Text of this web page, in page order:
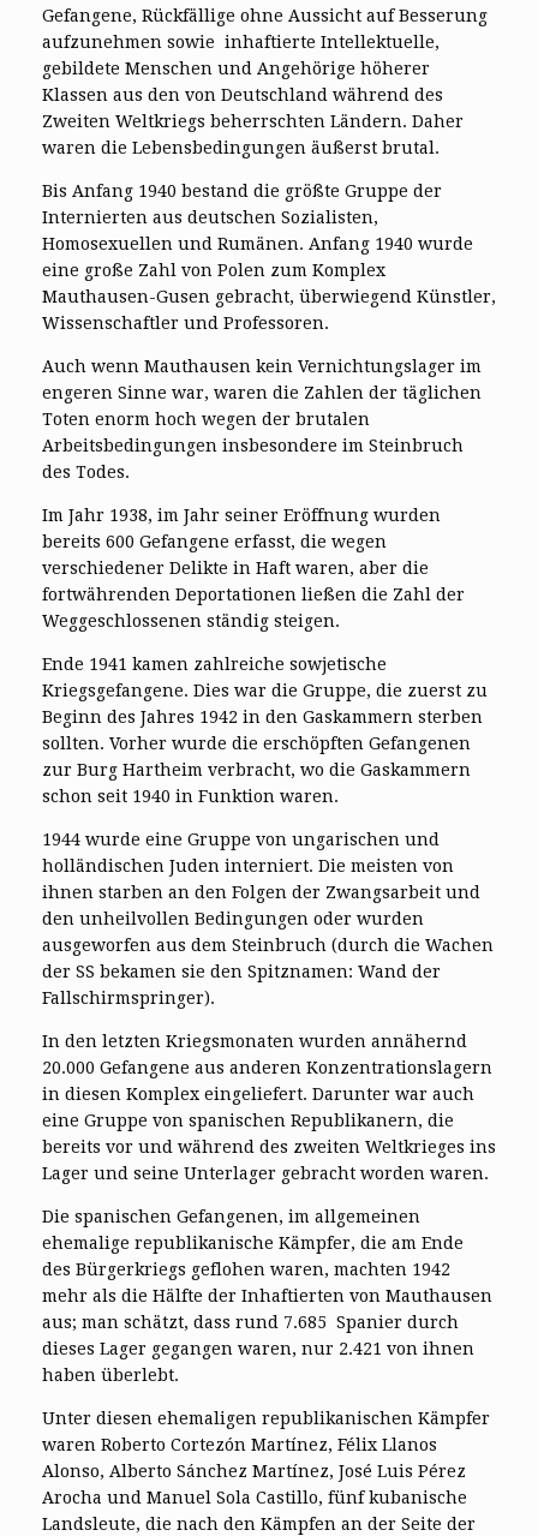
Gefangene, Rückfällige ohne Aussicht auf Besserung
aufzunehmen sowie inhaftierte Intellektuelle,
gebildete Menschen und Angehörige höherer
Klassen aus den von Deutschland während des
Zweiten Weltkriegs beherrschten Ländern. Daher
waren die Lebensbedingungen äußerst brutal.
Bis Anfang 1940 bestand die größte Gruppe der
Internierten aus deutschen Sozialisten,
Homosexuellen und Rumänen. Anfang 1940 wurde
eine große Zahl von Polen zum Komplex
Mauthausen-Gusen gebracht, überwiegend Künstler,
Wissenschaftler und Professoren.
Auch wenn Mauthausen kein Vernichtungslager im
engeren Sinne war, waren die Zahlen der täglichen
Toten enorm hoch wegen der brutalen
Arbeitsbedingungen insbesondere im Steinbruch
des Todes.
Im Jahr 1938, im Jahr seiner Eröffnung wurden
bereits 600 Gefangene erfasst, die wegen
verschiedener Delikte in Haft waren, aber die
fortwährenden Deportationen ließen die Zahl der
Weggeschlossenen ständig steigen.
Ende 1941 kamen zahlreiche sowjetische
Kriegsgefangene. Dies war die Gruppe, die zuerst zu
Beginn des Jahres 1942 in den Gaskammern sterben
sollten. Vorher wurde die erschöpften Gefangenen
zur Burg Hartheim verbracht, wo die Gaskammern
schon seit 1940 in Funktion waren.
1944 wurde eine Gruppe von ungarischen und
holländischen Juden interniert. Die meisten von
ihnen starben an den Folgen der Zwangsarbeit und
den unheilvollen Bedingungen oder wurden
ausgeworfen aus dem Steinbruch (durch die Wachen
der SS bekamen sie den Spitznamen: Wand der
Fallschirmspringer).
In den letzten Kriegsmonaten wurden annähernd
20.000 Gefangene aus anderen Konzentrationslagern
in diesen Komplex eingeliefert. Darunter war auch
eine Gruppe von spanischen Republikanern, die
bereits vor und während des zweiten Weltkrieges ins
Lager und seine Unterlager gebracht worden waren.
Die spanischen Gefangenen, im allgemeinen
ehemalige republikanische Kämpfer, die am Ende
des Bürgerkriegs geflohen waren, machten 1942
mehr als die Hälfte der Inhaftierten von Mauthausen
aus; man schätzt, dass rund 7.685 Spanier durch
dieses Lager gegangen waren, nur 2.421 von ihnen
haben überlebt.
Unter diesen ehemaligen republikanischen Kämpfer
waren Roberto Cortezón Martínez, Félix Llanos
Alonso, Alberto Sánchez Martínez, José Luis Pérez
Arocha und Manuel Sola Castillo, fünf kubanische
Landsleute, die nach den Kämpfen an der Seite der